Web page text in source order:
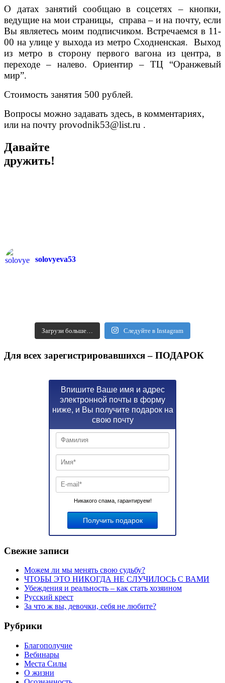
О датах занятий сообщаю в соцсетях – кнопки,
ведущие на мои страницы, справа – и на почту, если
Вы являетесь моим подписчиком. Встречаемся в 11-
00 на улице у выхода из метро Сходненская. Выход
из метро в сторону первого вагона из центра, в
переходе – налево. Ориентир – ТЦ “Оранжевый
мир”.
Стоимость занятия 500 рублей.
Вопросы можно задавать здесь, в комментариях,
или на почту provodnik53@list.ru .
Давайте
дружить!
solovyeva53
Загрузи больше… Следуйте в Instagram
Для всех зарегистрировавшихся – ПОДАРОК
Впишите Ваше имя и адрес
электронной почты в форму
ниже, и Вы получите подарок на
свою почту
Никакого спама, гарантируем!
Свежие записи
Можем ли мы менять свою судьбу?
ЧТОБЫ ЭТО НИКОГДА НЕ СЛУЧИЛОСЬ С ВАМИ
Убеждения и реальность – как стать хозяином
Русский крест
За что ж вы, девочки, себя не любите?
Рубрики
Благополучие
Вебинары
Места Силы
О жизни